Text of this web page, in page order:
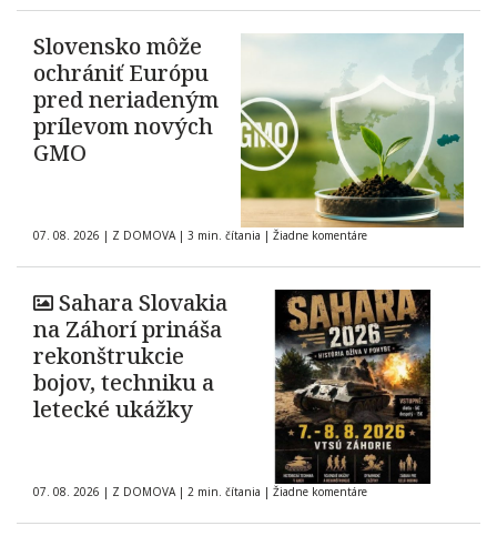
Slovensko môže
ochrániť Európu
pred neriadeným
prílevom nových
GMO
07. 08. 2026 | Z DOMOVA | 3 min. čítania | Žiadne komentáre
Sahara Slovakia
na Záhorí prináša
rekonštrukcie
bojov, techniku a
letecké ukážky
07. 08. 2026 | Z DOMOVA | 2 min. čítania | Žiadne komentáre